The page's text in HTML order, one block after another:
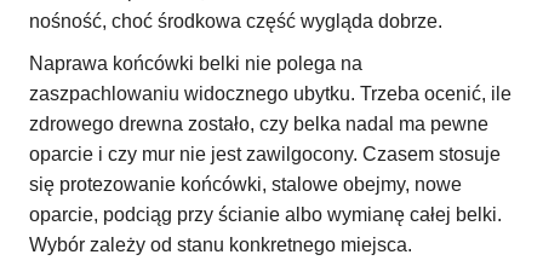
nośność, choć środkowa część wygląda dobrze.
Naprawa końcówki belki nie polega na
zaszpachlowaniu widocznego ubytku. Trzeba ocenić, ile
zdrowego drewna zostało, czy belka nadal ma pewne
oparcie i czy mur nie jest zawilgocony. Czasem stosuje
się protezowanie końcówki, stalowe obejmy, nowe
oparcie, podciąg przy ścianie albo wymianę całej belki.
Wybór zależy od stanu konkretnego miejsca.